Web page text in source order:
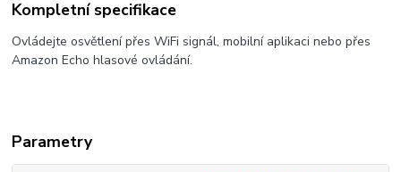
Kompletní specifikace
Ovládejte osvětlení přes WiFi signál, mobilní aplikaci nebo přes
Amazon Echo hlasové ovládání.
Parametry